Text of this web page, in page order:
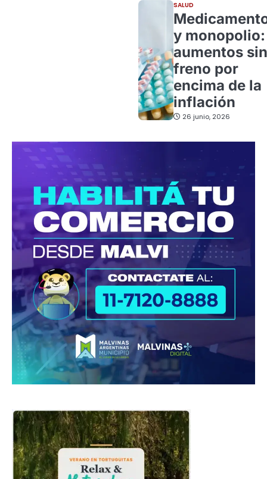
SALUD
y monopolio:
aumentos sin
freno por
encima de la
inflación
26 junio, 2026